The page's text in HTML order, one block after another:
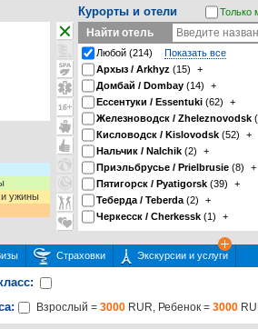
и ужины
Только
Курорты и отели
Найти отель
Любой (214)
Показать все
Архыз / Arkhyz (15)
+
Домбай / Dombay (14)
+
Ессентуки / Essentuki (62)
+
Железноводск / Zheleznovodsk
Кисловодск / Kislovodsk (52)
+
Нальчик / Nalchik (2)
+
Приэльбрусье / Prielbrusie (8)
+
Пятигорск / Pyatigorsk (39)
+
Теберда / Teberda (2)
+
Черкесск / Cherkessk (1) +
Страховки Экскурсии и услуги
Взрослый = 3000 RUR, Ребенок = 3000